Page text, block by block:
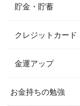
貯金・貯蓄
クレジットカード
金運アップ
お金持ちの勉強